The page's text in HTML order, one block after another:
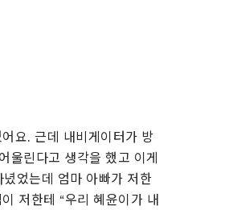
요. 근데 내비게이터가 방
울린다고 생각을 했고 이게
었는데 엄마 아빠가 저한
저한테 “우리 혜윤이가 내